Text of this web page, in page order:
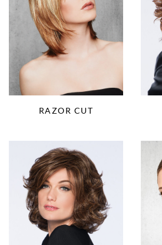
RAZOR CUT